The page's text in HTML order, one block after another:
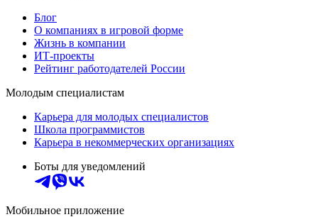
Блог
О компаниях в игровой форме
Жизнь в компании
ИТ-проекты
Рейтинг работодателей России
Молодым специалистам
Карьера для молодых специалистов
Школа программистов
Карьера в некоммерческих организациях
Боты для уведомлений
Мобильное приложение